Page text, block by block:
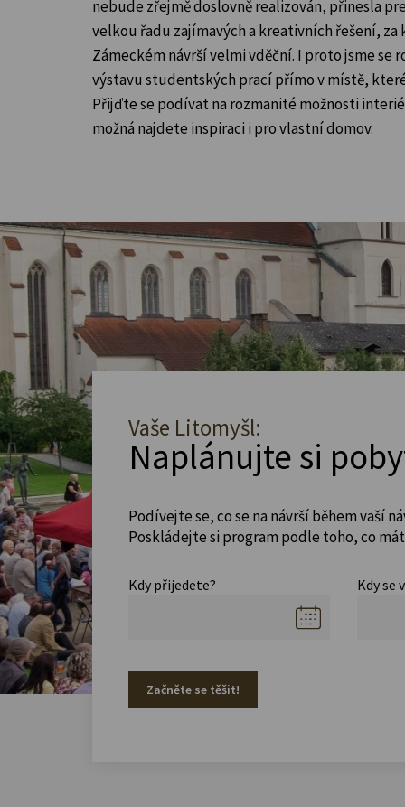
nebude zřejmě doslovně realizován, přinesla
velkou řadu zajímavých a kreativních řešení, za
Zámeckém návrší velmi vděční. I proto jsme se
výstavu studentských prací přímo v místě,
Přijďte se podívat na rozmanité možnosti
možná najdete inspiraci i pro vlastní domov.
Vaše Litomyšl:
Naplánujte si
Podívejte se, co se na návrší během vaší
Poskládejte si program podle toho, co
Kdy přijedete? Kdy se
Začněte se těšit!